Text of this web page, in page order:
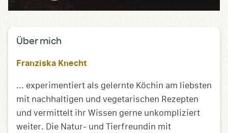
Über mich
Franziska Knecht
... experimentiert als gelernte Köchin am liebsten
mit nachhaltigen und vegetarischen Rezepten
und vermittelt ihr Wissen gerne unkompliziert
weiter. Die Natur- und Tierfreundin mit